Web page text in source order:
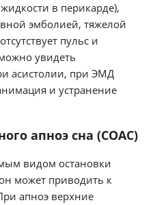
в перикарде),
эмболией, тяжелой
пульс и
увидеть
асистолии, при ЭМД
и устранение
апноэ сна (СОАС)
видом остановки
может приводить к
апноэ верхние